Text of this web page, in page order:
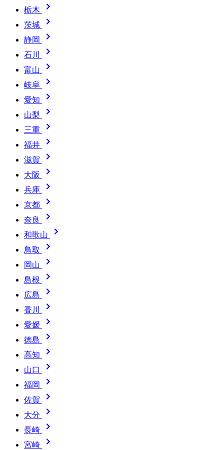
栃木 
茨城 
静岡 
石川 
富山 
岐阜 
愛知 
山梨 
三重 
福井 
滋賀 
大阪 
兵庫 
京都 
奈良 
和歌山 
鳥取 
岡山 
島根 
広島 
香川 
愛媛 
徳島 
高知 
山口 
福岡 
佐賀 
大分 
長崎 
宮崎 